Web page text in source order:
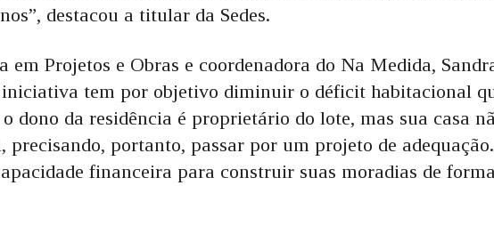
destacou a titular da Sedes.
em Projetos e Obras e coordenadora do Na Medida,
tem por objetivo diminuir o déficit habitacional
dono da residência é proprietário do lote, mas sua casa
portanto, passar por um projeto de adequação.
financeira para construir suas moradias de forma